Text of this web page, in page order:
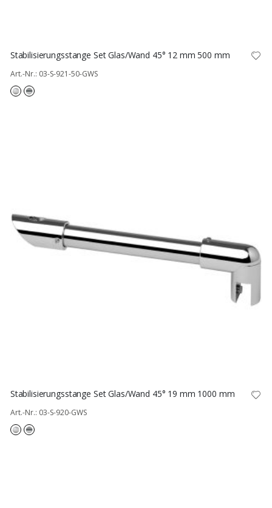
Stabilisierungsstange Set Glas/Wand 45° 12 mm 500 mm
Art.-Nr.: 03-S-921-50-GWS
Stabilisierungsstange Set Glas/Wand 45° 19 mm 1000 mm
Art.-Nr.: 03-S-920-GWS